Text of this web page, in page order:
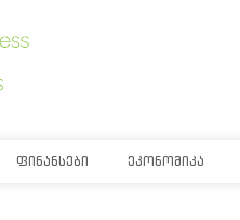
ᲤᲘᲜᲐᲜᲡᲔᲑᲘ ᲔᲙᲝᲜᲝᲛᲘᲙᲐ